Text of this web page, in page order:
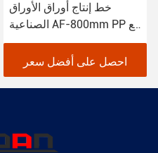
خط إنتاج أوراق الأوراق
الصناعية AF-800mm PP مع
نظام التلف متقدم
احصل على أفضل سعر